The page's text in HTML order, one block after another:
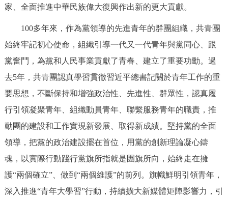
北京概況 十六區概覽 人文北京
綠色北京 圖説北京 視頻北京
ENGLISH 한국어 日本語
DEUTSCH FRANÇAIS РУССКИЙ ЯЗЫК
ESPAÑOL العربية PORTUGUÊS
家、全面推進中華民族偉大復興作出新的更大貢獻。
100多年來，作為黨領導的先進青年的群團組織，共青團
始終牢記初心使命，組織引導一代又一代青年與黨同心、跟
黨奮鬥，為黨和人民事業貢獻了青春、建立了重要功勳。過
去5年，共青團認真學習貫徹習近平總書記關於青年工作的重
要思想，不斷保持和增強政治性、先進性、群眾性，認真履
行引領凝聚青年、組織動員青年、聯繫服務青年的職責，推
動團的建設和工作實現新發展、取得新成績。堅持黨的全面
領導，把黨的政治建設擺在首位，用黨的創新理論凝心鑄
魂，以實際行動踐行黨旗所指就是團旗所向，始終走在擁
護“兩個確立”、做到“兩個維護”的前列。旗幟鮮明引領青年，
深入推進“青年大學習”行動，持續擴大新媒體矩陣影響力，引